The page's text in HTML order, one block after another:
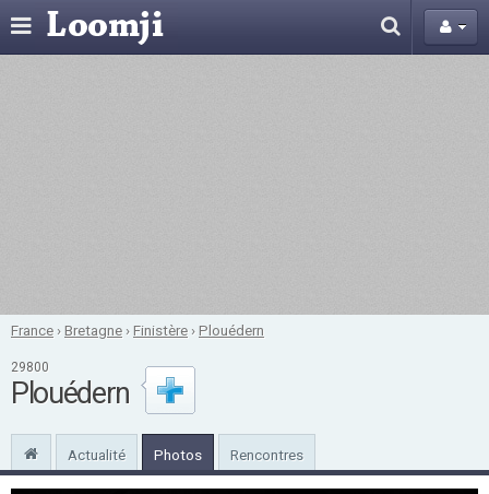
France ›Bretagne ›Finistère ›Plouédern
29800
Plouédern
Actualité Photos Rencontres